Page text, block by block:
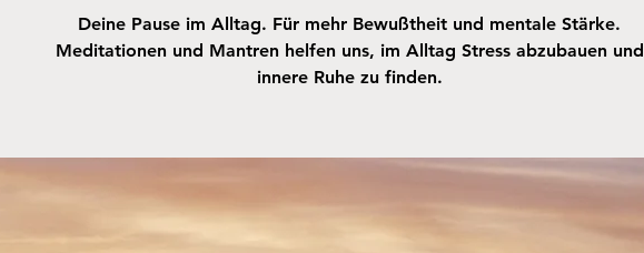
Deine Pause im Alltag. Für mehr Bewußtheit und mentale Stärke.
Meditationen und Mantren helfen uns, im Alltag Stress abzubauen und
innere Ruhe zu finden.